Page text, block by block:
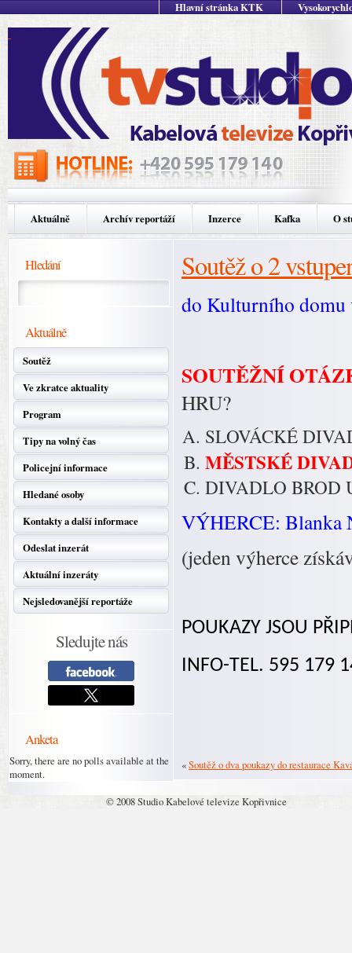
Hlavní stránka KTK
Aktuálně Archív reportáží Inzerce Kafka O
Hledání
Aktuálně
Soutěž
Ve zkratce aktuality
Program
Tipy na volný čas
Policejní informace
Hledané osoby
Kontakty a další informace
Odeslat inzerát
Aktuální inzeráty
Nejsledovanější reportáže
Sledujte nás
Anketa
Sorry, there are no polls available at the
moment.
Soutěž o 2
do Kulturního domu
SOUTĚŽNÍ
HRU?
SLOVÁCKÉ
MĚSTSKÉ
DIVADLO BROD
VÝHERCE: Blanka
(jeden výherce
POUKAZY JSOU
INFO-TEL. 595 179
«Soutěž o dva poukazy do restaurace
© 2008 Studio Kabelové televize Kopřivnice